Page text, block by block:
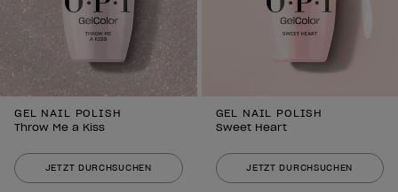
GEL NAIL POLISH
Throw Me a Kiss
JETZT DURCHSUCHEN
GEL NAIL POLISH
Sweet Heart
JETZT DURCHSUCHEN